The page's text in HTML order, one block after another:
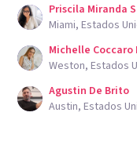
Priscila Miranda
Miami, Estados
Michelle
Weston, Estados
Agustin De Brito
Austin, Estados